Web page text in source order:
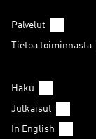
Palvelut
Tietoa toiminnasta
Haku
Julkaisut
In English